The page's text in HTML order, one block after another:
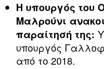
Η υπουργός του
Μαλρούνι
παραίτησή της:
υπουργός
από το 2018.